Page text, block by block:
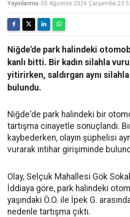
Yayınlanma: 05 Ağustos 2026 Çarşamba
Niğde'de park halindeki
kanlı bitti. Bir kadın silahla
yitirirken, saldırgan aynı
bulundu.
Niğde'de park halindeki bir
tartışma cinayetle sonuçlandı. Bir
kaybederken, olayın şüphelisi
vurarak intihar girişiminde
Olay, Selçuk Mahallesi Gök
İddiaya göre, park halindeki
yaşındaki Ö.O. ile İpek G.
nedenle tartışma çıktı.